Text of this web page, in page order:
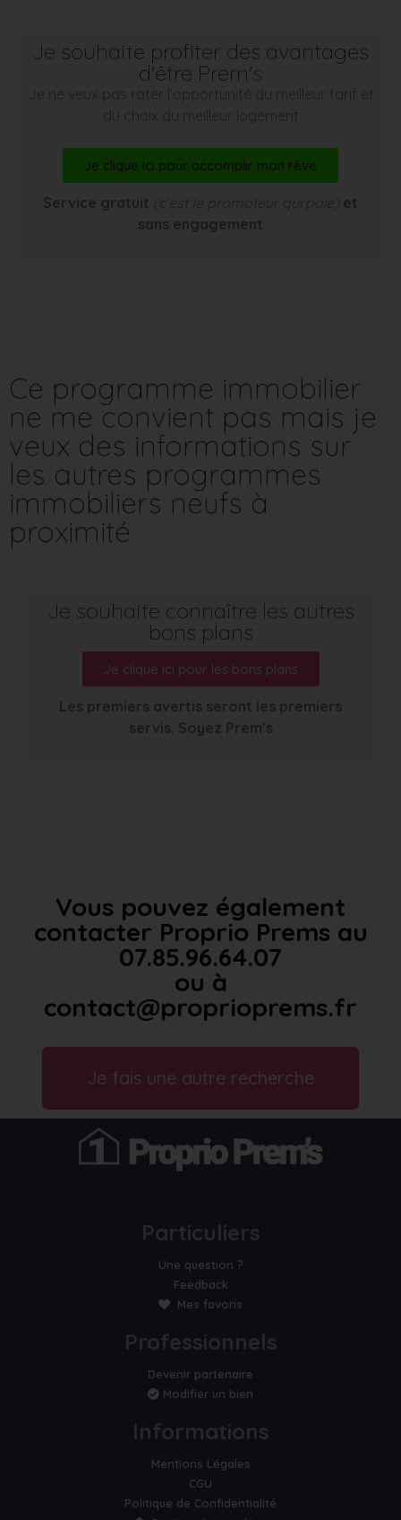
Je souhaite profiter des avantages
d'être Prem's
Je ne veux pas rater l’opportunité du meilleur tarif et
du choix du meilleur logement
Je clique ici pour accomplir mon rêve
Service gratuit (c’est le promoteur qui paie) et
sans engagement
Ce programme immobilier
ne me convient pas mais je
veux des informations sur
les autres programmes
immobiliers neufs à
proximité
Je souhaite connaître les autres
bons plans
Je clique ici pour les bons plans
Les premiers avertis seront les premiers
servis. Soyez Prem’s
Vous pouvez également
contacter Proprio Prems au
07.85.96.64.07
ou à
contact@proprioprems.fr
Je fais une autre recherche
Particuliers
Une question ?
Feedback
Mes favoris
Professionnels
Devenir partenaire
Modifier un bien
Informations
Mentions Légales
CGU
Politique de Confidentialité